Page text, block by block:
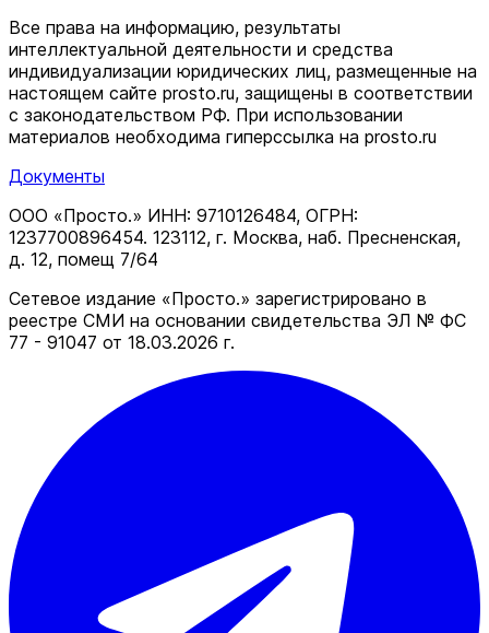
Все права на информацию, результаты
интеллектуальной деятельности и средства
индивидуализации юридических лиц, размещенные на
настоящем сайте prosto.ru, защищены в соответствии
c законодательством РФ. При использовании
материалов необходима гиперссылка на prosto.ru
Документы
ООО «Просто.» ИНН: 9710126484, ОГРН:
1237700896454. 123112, г. Москва, наб. Пресненская,
д. 12, помещ 7/64
Сетевое издание «Просто.» зарегистрировано в
реестре СМИ на основании свидетельства ЭЛ № ФС
77 - 91047 от 18.03.2026 г.